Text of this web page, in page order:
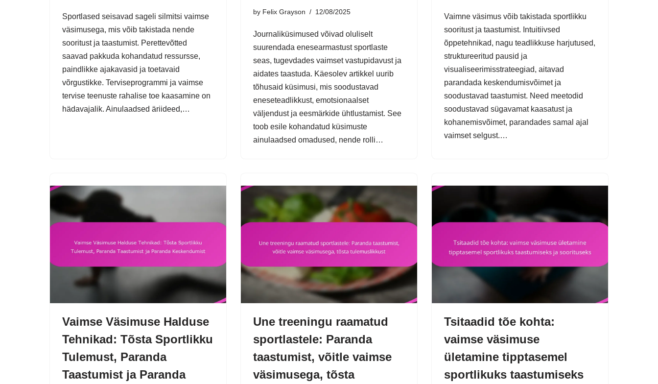
Sportlased seisavad sageli silmitsi vaimse
väsimusega, mis võib takistada nende
sooritust ja taastumist. Perettevõtted
saavad pakkuda kohandatud ressursse,
paindlikke ajakavasid ja toetavaid
võrgustikke. Terviseprogrammi ja vaimse
tervise teenuste rahalise toe kaasamine on
hädavajalik. Ainulaadsed äriideed,…
by Felix Grayson 12/08/2025
Journaliküsimused võivad oluliselt
suurendada enesearmastust sportlaste
seas, tugevdades vaimset vastupidavust ja
aidates taastuda. Käesolev artikkel uurib
tõhusaid küsimusi, mis soodustavad
eneseteadlikkust, emotsionaalset
väljendust ja eesmärkide ühtlustamist. See
toob esile kohandatud küsimuste
ainulaadsed omadused, nende rolli…
Vaimne väsimus võib takistada sportlikku
sooritust ja taastumist. Intuitiivsed
õppetehnikad, nagu teadlikkuse harjutused,
struktureeritud pausid ja
visualiseerimisstrateegiad, aitavad
parandada keskendumisvõimet ja
soodustavad taastumist. Need meetodid
soodustavad sügavamat kaasatust ja
kohanemisvõimet, parandades samal ajal
vaimset selgust.…
Vaimse Väsimuse Halduse
Tehnikad: Tõsta Sportlikku
Tulemust, Paranda
Taastumist ja Paranda
Une treeningu raamatud
sportlastele: Paranda
taastumist, võitle vaimse
väsimusega, tõsta
Tsitaadid tõe kohta:
vaimse väsimuse
ületamine tipptasemel
sportlikuks taastumiseks